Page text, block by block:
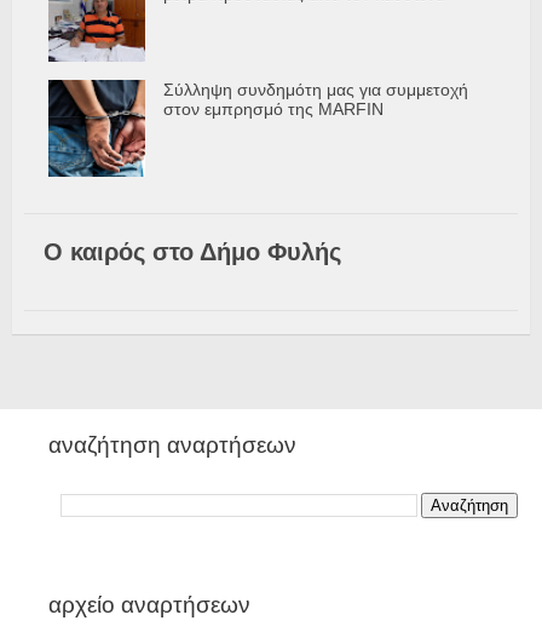
Σύλληψη συνδημότη μας για συμμετοχή
στον εμπρησμό της MARFIN
Ο καιρός στο Δήμο Φυλής
αναζήτηση αναρτήσεων
αρχείο αναρτήσεων